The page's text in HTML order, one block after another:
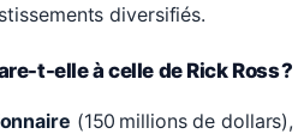
diversifiés.
t-elle à celle de Rick Ross ?
(150 millions de